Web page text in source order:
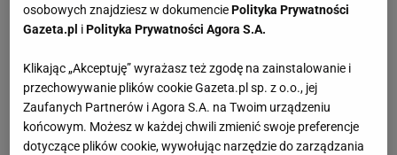
osobowych znajdziesz w dokumencie Polityka Prywatności
Gazeta.pl i Polityka Prywatności Agora S.A.
Klikając „Akceptuję” wyrażasz też zgodę na zainstalowanie i
przechowywanie plików cookie Gazeta.pl sp. z o.o., jej
Zaufanych Partnerów i Agora S.A. na Twoim urządzeniu
końcowym. Możesz w każdej chwili zmienić swoje preferencje
dotyczące plików cookie, wywołując narzędzie do zarządzania